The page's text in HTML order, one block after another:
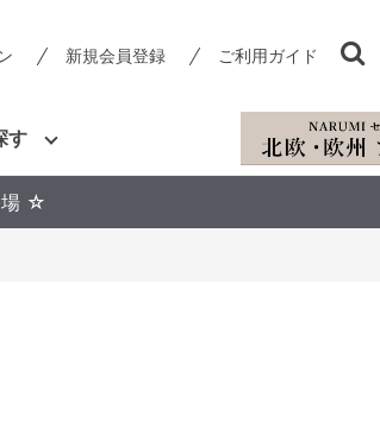
新規会員登録 ご利用ガイド
す
場 ☆